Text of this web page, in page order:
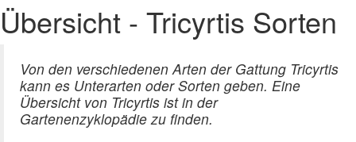
Übersicht - Tricyrtis Sorten
Von den verschiedenen Arten der Gattung Tricyrtis
kann es Unterarten oder Sorten geben. Eine
Übersicht von Tricyrtis ist in der
Gartenenzyklopädie zu finden.